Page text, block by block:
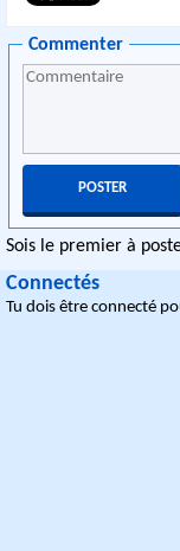
Commenter
Sois le premier à
Connectés
Tu dois être connecté